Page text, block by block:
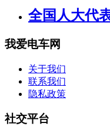
全国人大代
我爱电车网
关于我们
联系我们
隐私政策
社交平台